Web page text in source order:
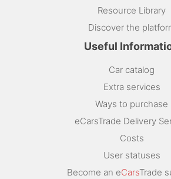
Resource Library
Discover the
Useful
Car catalog
Extra services
Ways to purchase
eCarsTrade Delivery
Costs
User statuses
Become an eCarsTrade